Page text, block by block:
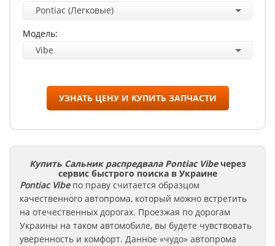
Pontiac (Легковые)
Модель:
Vibe
УЗНАТЬ ЦЕНУ И КУПИТЬ ЗАПЧАСТИ
Купить Сальник распредвала Pontiac Vibe через
сервис быстрого поиска в Украине
PontiacVibeпо праву считается образцом
качественного автопрома, который можно встретить
на отечественных дорогах. Проезжая по дорогам
Украины на таком автомобиле, вы будете чувствовать
уверенность и комфорт. Данное «чудо» автопрома